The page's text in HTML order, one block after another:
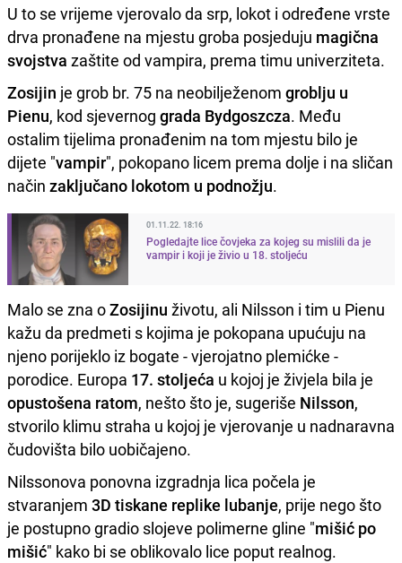
U to se vrijeme vjerovalo da srp, lokot i određene vrste
drva pronađene na mjestu groba posjeduju magična
svojstva zaštite od vampira, prema timu univerziteta.
Zosijin je grob br. 75 na neobilježenom groblju u
Pienu, kod sjevernog grada Bydgoszcza. Među
ostalim tijelima pronađenim na tom mjestu bilo je
dijete "vampir", pokopano licem prema dolje i na sličan
način zaključano lokotom u podnožju.
01.11.22. 18:16
Pogledajte lice čovjeka za kojeg su mislili da je
vampir i koji je živio u 18. stoljeću
Malo se zna oZosijinu životu, ali Nilsson i tim u Pienu
kažu da predmeti s kojima je pokopana upućuju na
njeno porijeklo iz bogate - vjerojatno plemićke -
porodice. Europa 17. stoljeća u kojoj je živjela bila je
opustošena ratom, nešto što je, sugeriše Nilsson,
stvorilo klimu straha u kojoj je vjerovanje u nadnaravna
čudovišta bilo uobičajeno.
Nilssonova ponovna izgradnja lica počela je
stvaranjem 3D tiskane replike lubanje, prije nego što
je postupno gradio slojeve polimerne gline "mišić po
mišić" kako bi se oblikovalo lice poput realnog.